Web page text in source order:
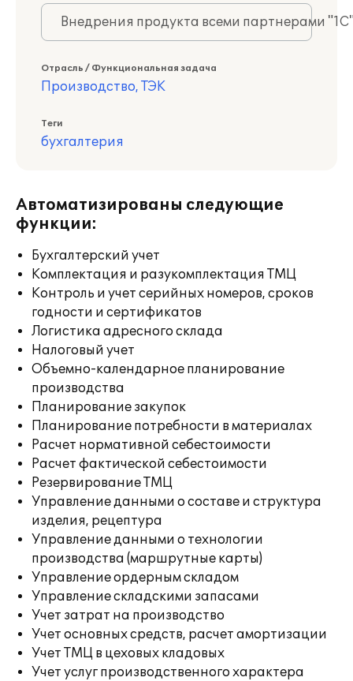
Внедрения продукта всеми партнерами
Отрасль / Функциональная задача
Производство, ТЭК
Теги
бухгалтерия
Автоматизированы следующие
функции:
Бухгалтерский учет
Комплектация и разукомплектация ТМЦ
Контроль и учет серийных номеров, сроков
годности и сертификатов
Логистика адресного склада
Налоговый учет
Объемно-календарное планирование
производства
Планирование закупок
Планирование потребности в материалах
Расчет нормативной себестоимости
Расчет фактической себестоимости
Резервирование ТМЦ
Управление данными о составе и структура
изделия, рецептура
Управление данными о технологии
производства (маршрутные карты)
Управление ордерным складом
Управление складскими запасами
Учет затрат на производство
Учет основных средств, расчет амортизации
Учет ТМЦ в цеховых кладовых
Учет услуг производственного характера